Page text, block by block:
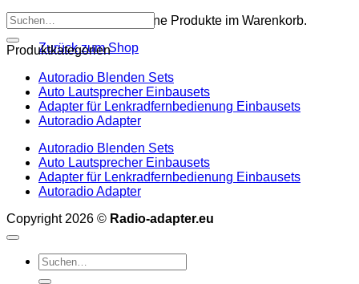
Es befinden sich keine Produkte im Warenkorb.
Zurück zum Shop
Vzu
Suchen
nach:
Produktkategorien
Autoradio Blenden Sets
Auto Lautsprecher Einbausets
Adapter für Lenkradfernbedienung Einbausets
Autoradio Adapter
Autoradio Blenden Sets
Auto Lautsprecher Einbausets
Adapter für Lenkradfernbedienung Einbausets
Autoradio Adapter
Copyright 2026 © Radio-adapter.eu
Suchen
nach: